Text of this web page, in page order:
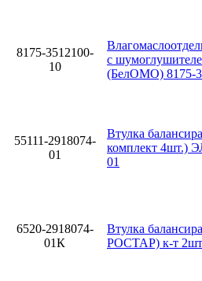
8175-3512100-
10
с
(БелОМО) 8175-
55111-2918074-
01
Втулка
комплект 4шт.)
01
6520-2918074-
01К
Втулка
РОСТАР) к-т